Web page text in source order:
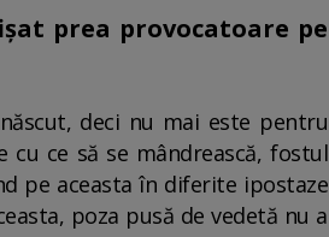
prea provocatoare pe
deci nu mai este pentru
ce să se mândrească, fostul
pe aceasta în diferite ipostaze
poza pusă de vedetă nu a